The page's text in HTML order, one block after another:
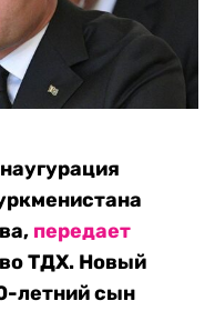
передает
ТДХ. Новый
летний сын